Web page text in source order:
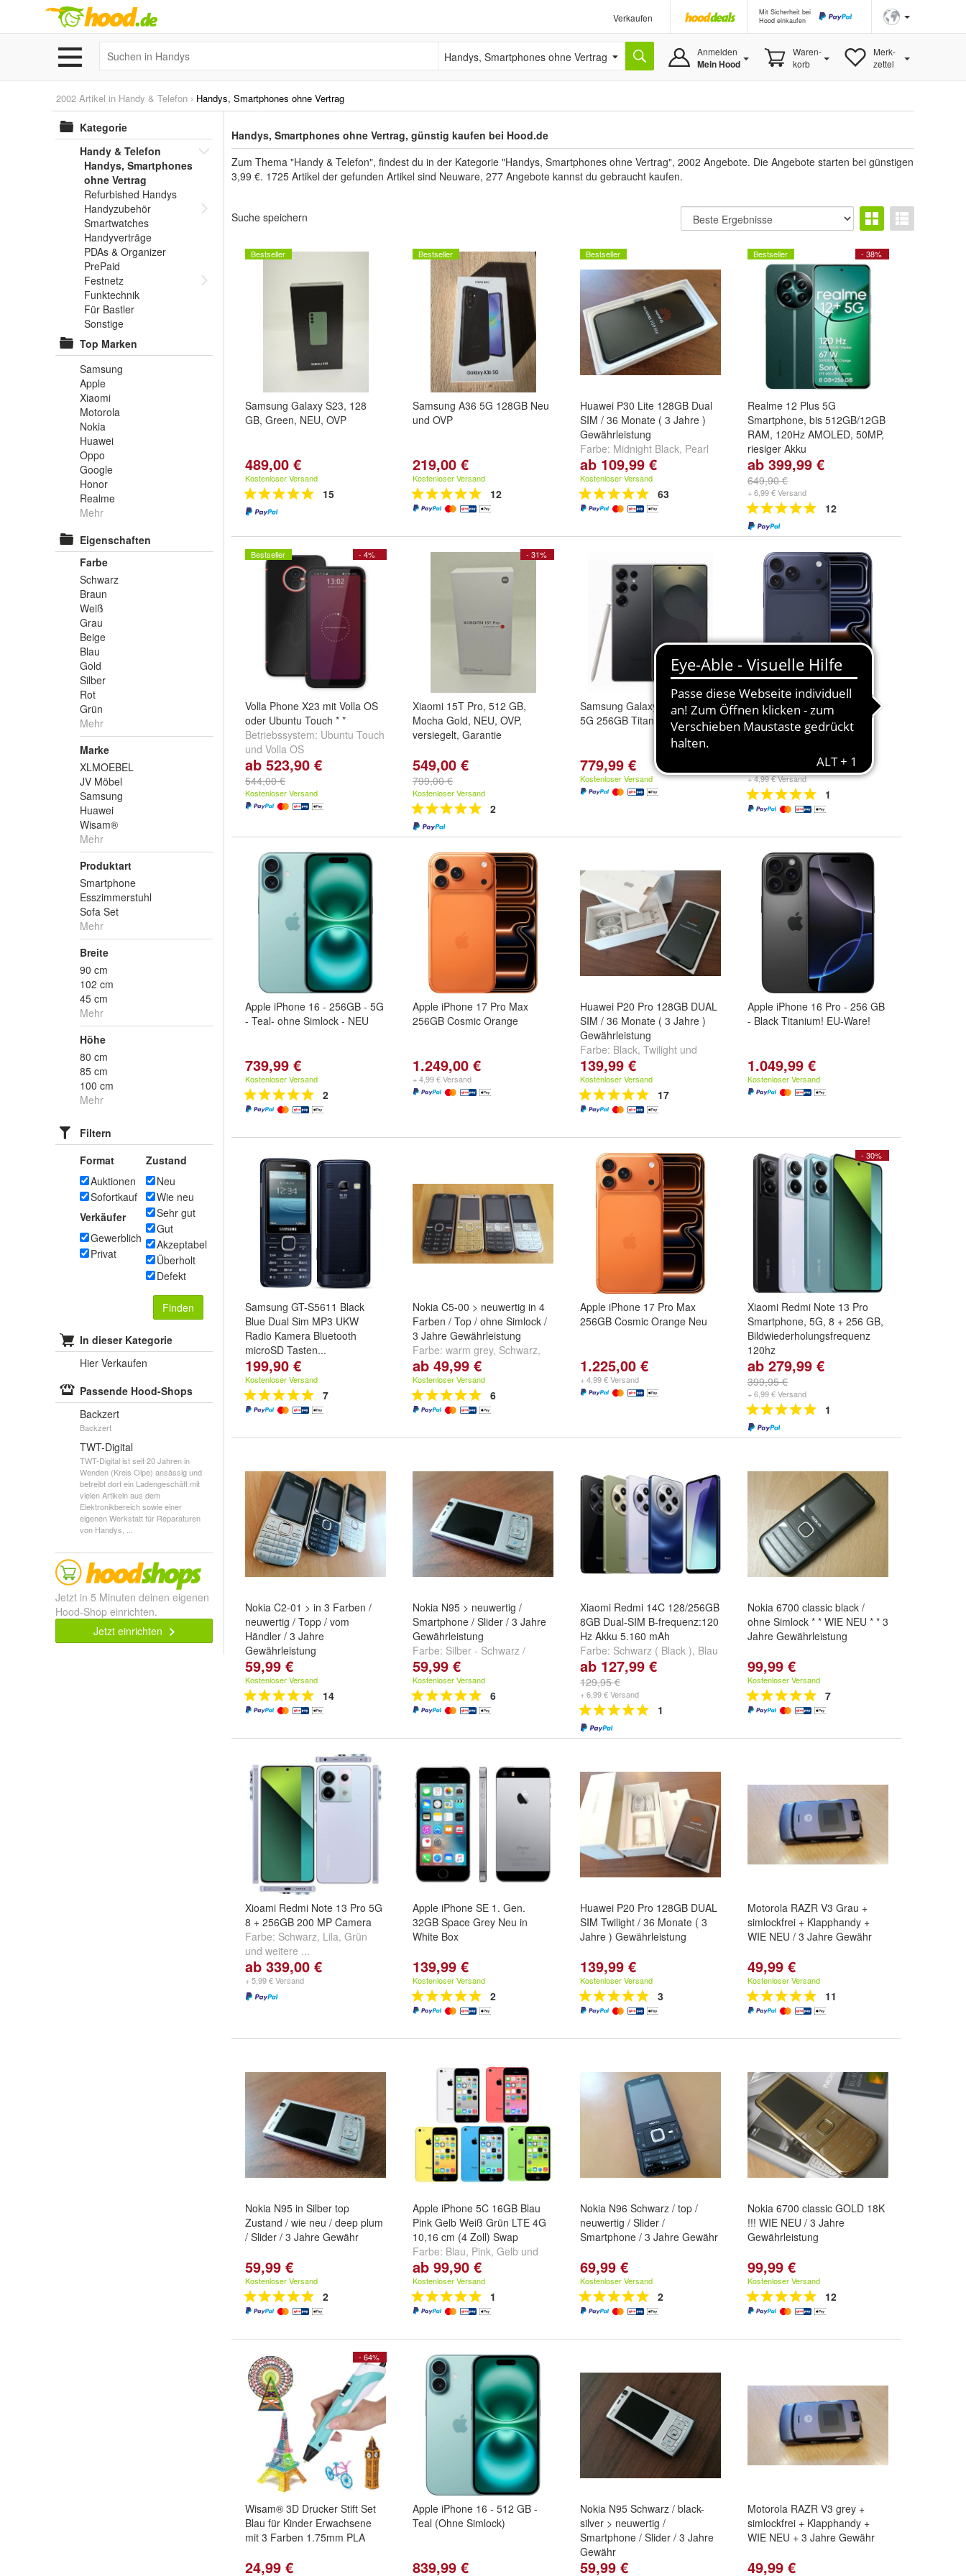
Verkaufen
Mit Sicherheit bei
Hood einkaufen
Handys, Smartphones ohne Vertrag Anmelden
Mein Hood
Waren-
korb
Merk-
zettel
2002 Artikel in Handy & Telefon › Handys, Smartphones ohne Vertrag
Kategorie
Handy & Telefon
Handys, Smartphones
ohne Vertrag
Refurbished Handys
Handyzubehör
Smartwatches
Handyverträge
PDAs & Organizer
PrePaid
Festnetz
Funktechnik
Für Bastler
Sonstige
Top Marken
Samsung
Apple
Xiaomi
Motorola
Nokia
Huawei
Oppo
Google
Honor
Realme
Mehr
Eigenschaften
Farbe
Schwarz
Braun
Weiß
Grau
Beige
Blau
Gold
Silber
Rot
Grün
Mehr
Marke
XLMOEBEL
JV Möbel
Samsung
Huawei
Wisam®
Mehr
Produktart
Smartphone
Esszimmerstuhl
Sofa Set
Mehr
Breite
90 cm
102 cm
45 cm
Mehr
Höhe
80 cm
85 cm
100 cm
Mehr
Filtern
Format
Auktionen
Sofortkauf
Verkäufer
Gewerblich
Privat
Zustand
Neu
Wie neu
Sehr gut
Gut
Akzeptabel
Überholt
Defekt
Finden
In dieser Kategorie
Hier Verkaufen
Passende Hood-Shops
Backzert
Backzert
TWT-Digital
TWT-Digital ist seit 20 Jahren in
Wenden (Kreis Olpe) ansässig und
betreibt dort ein Ladengeschäft mit
vielen Artikeln aus dem
Elektronikbereich sowie einer
eigenen Werkstatt für Reparaturen
von Handys, ...
Jetzt in 5 Minuten deinen eigenen
Hood-Shop einrichten.
Jetzt einrichten
Handys, Smartphones ohne Vertrag, günstig kaufen bei Hood.de
Zum Thema "Handy & Telefon", findest du in der Kategorie "Handys, Smartphones ohne Vertrag", 2002 Angebote. Die Angebote starten bei günstigen
3,99 €. 1725 Artikel der gefunden Artikel sind Neuware, 277 Angebote kannst du gebraucht kaufen.
Suche speichern
Bestseller
Samsung Galaxy S23, 128
GB, Green, NEU, OVP
489,00 €
Kostenloser Versand
15
Bestseller
Samsung A36 5G 128GB Neu
und OVP
219,00 €
Kostenloser Versand
12
Bestseller
Huawei P30 Lite 128GB Dual
SIM / 36 Monate ( 3 Jahre )
Gewährleistung
Farbe: Midnight Black, Pearl
White,Peacock Blue
weitere ...
ab 109,99 €
Kostenloser Versand
63
- 38%
Bestseller
Realme 12 Plus 5G
Smartphone, bis 512GB/12GB
RAM, 120Hz AMOLED, 50MP,
riesiger Akku
Speicher: 256GB/ 8GB RAM
und512GB/12GB RAM
ab 399,99 €
649,90 €
+ 6,99 € Versand
12
- 4%
Bestseller
Volla Phone X23 mit Volla OS
oder Ubuntu Touch * *
Betriebssystem: Ubuntu Touch
und Volla OS
ab 523,90 €
544,00 €
Kostenloser Versand
- 31%
Xiaomi 15T Pro, 512 GB,
Mocha Gold, NEU, OVP,
versiegelt, Garantie
549,00 €
799,00 €
Kostenloser Versand
2
Samsung Galaxy S25 ULTRA
5G 256GB Titanium Black
779,99 €
Kostenloser Versand
Apple iPhone 17 Pro Max
256GB Tiefblau
+ 4,99 € Versand
1
Apple iPhone 16 - 256GB - 5G
- Teal- ohne Simlock - NEU
739,99 €
Kostenloser Versand
2
Apple iPhone 17 Pro Max
256GB Cosmic Orange
1.249,00 €
+ 4,99 € Versand
Huawei P20 Pro 128GB DUAL
SIM / 36 Monate ( 3 Jahre )
Gewährleistung
Farbe: Black, Twilight und
Midnight Blue
139,99 €
Kostenloser Versand
17
Apple iPhone 16 Pro - 256 GB
- Black Titanium! EU-Ware!
1.049,99 €
Kostenloser Versand
Samsung GT-S5611 Black
Blue Dual Sim MP3 UKW
Radio Kamera Bluetooth
microSD Tasten...
199,90 €
Kostenloser Versand
7
Nokia C5-00 > neuwertig in 4
Farben / Top / ohne Simlock /
3 Jahre Gewährleistung
Farbe: warm grey, Schwarz,
Weissundweitere ...
ab 49,99 €
Kostenloser Versand
6
Apple iPhone 17 Pro Max
256GB Cosmic Orange Neu
1.225,00 €
+ 4,99 € Versand
- 30%
Xiaomi Redmi Note 13 Pro
Smartphone, 5G, 8 + 256 GB,
Bildwiederholungsfrequenz
120hz
Farbe:Schwarz ( Black )
Midnight,
Purple (Aurora)
ab 279,99 €
399,95 €
+ 6,99 € Versand
1
Nokia C2-01 > in 3 Farben /
neuwertig / Topp / vom
Händler / 3 Jahre
Gewährleistung
Farbe:Schwarz / black
/ silverundwarm silver
59,99 €
Kostenloser Versand
14
Nokia N95 > neuwertig /
Smartphone / Slider / 3 Jahre
Gewährleistung
Farbe: Silber - Schwarz /
black-silver
undSilber / silver sand
59,99 €
Kostenloser Versand
6
Xiaomi Redmi 14C 128/256GB
8GB Dual-SIM B-frequenz:120
Hz Akku 5.160 mAh
Farbe: Schwarz ( Black ), Blau
(Blue),Grün (Grün)
weitere ...
ab 127,99 €
129,95 €
+ 6,99 € Versand
1
Nokia 6700 classic black /
ohne Simlock * * WIE NEU * * 3
Jahre Gewährleistung
99,99 €
Kostenloser Versand
7
Xioami Redmi Note 13 Pro 5G
8 + 256GB 200 MP Camera
Farbe: Schwarz, Lila, Grün
und weitere ...
ab 339,00 €
+ 5,99 € Versand
Apple iPhone SE 1. Gen.
32GB Space Grey Neu in
White Box
139,99 €
Kostenloser Versand
2
Huawei P20 Pro 128GB DUAL
SIM Twilight / 36 Monate ( 3
Jahre ) Gewährleistung
139,99 €
Kostenloser Versand
3
Motorola RAZR V3 Grau +
simlockfrei + Klapphandy +
WIE NEU / 3 Jahre Gewähr
49,99 €
Kostenloser Versand
11
Nokia N95 in Silber top
Zustand / wie neu / deep plum
/ Slider / 3 Jahre Gewähr
59,99 €
Kostenloser Versand
2
Apple iPhone 5C 16GB Blau
Pink Gelb Weiß Grün LTE 4G
10,16 cm (4 Zoll) Swap
Farbe: Blau, Pink, Gelb und
weitere ...
ab 99,90 €
Kostenloser Versand
1
Nokia N96 Schwarz / top /
neuwertig / Slider /
Smartphone / 3 Jahre Gewähr
69,99 €
Kostenloser Versand
2
Nokia 6700 classic GOLD 18K
!!! WIE NEU / 3 Jahre
Gewährleistung
99,99 €
Kostenloser Versand
12
- 64%
Wisam® 3D Drucker Stift Set
Blau für Kinder Erwachsene
mit 3 Farben 1.75mm PLA
24,99 €
Apple iPhone 16 - 512 GB -
Teal (Ohne Simlock)
839,99 €
Nokia N95 Schwarz / black-
silver > neuwertig /
Smartphone / Slider / 3 Jahre
Gewähr
59,99 €
Motorola RAZR V3 grey +
simlockfrei + Klapphandy +
WIE NEU + 3 Jahre Gewähr
49,99 €